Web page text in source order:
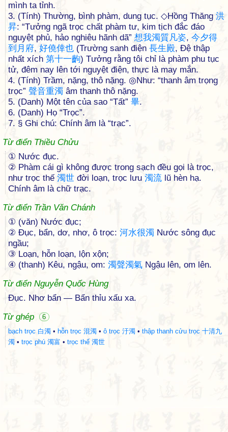
mình ta tỉnh.
3. (Tính) Thường, bình phàm, dung tục. ◇Hồng Thăng 洪
昇: “Tưởng ngã trọc chất phàm tư, kim tịch đắc đáo
nguyệt phủ, hảo nghiêu hãnh dã” 想我濁質凡姿, 今夕得
到 月 府, 好僥倖也 (Trường sanh điện 長生殿, Đệ thập
nhất xích 第十一齣) Tưởng rằng tôi chỉ là phàm phu tục
tử, đêm nay lên tới nguyệt điện, thực là may mắn.
4. (Tính) Trầm, nặng, thô nặng. ◎Như: “thanh âm trọng
trọc” 聲音重濁 âm thanh thô nặng.
5. (Danh) Một tên của sao “Tất” 畢.
6. (Danh) Họ “Trọc”.
7. § Ghi chú: Chính âm là “trạc”.
Từ điển Thiều Chửu
① Nước đục.
② Phàm cái gì không được trong sạch đều gọi là trọc,
như trọc thế 濁世 đời loạn, trọc lưu 濁流 lũ hèn hạ.
Chính âm là chữ trạc.
Từ điển Trần Văn Chánh
① (văn) Nước đục;
② Đục, bẩn, dơ, nhơ, ô trọc: 河水很濁 Nước sông đục
ngầu;
③ Loạn, hỗn loạn, lộn xộn;
④ (thanh) Kêu, ngậu, om: 濁聲濁氣 Ngậu lên, om lên.
Từ điển Nguyễn Quốc Hùng
Đục. Nhơ bẩn — Bẩn thỉu xấu xa.
Từ ghép
6
bạch trọc 白濁 • hỗn trọc 混濁 • ô trọc 汙濁 • thập thanh cửu trọc 十清九
濁 • trọc phú 濁富 • trọc thế 濁世